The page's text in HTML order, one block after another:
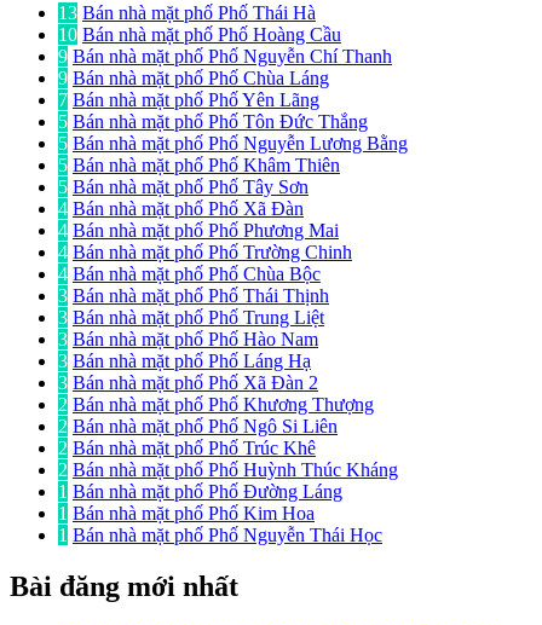
13 Bán nhà mặt phố Phố Thái Hà
10 Bán nhà mặt phố Phố Hoàng Cầu
9 Bán nhà mặt phố Phố Nguyễn Chí Thanh
9 Bán nhà mặt phố Phố Chùa Láng
7 Bán nhà mặt phố Phố Yên Lãng
5 Bán nhà mặt phố Phố Tôn Đức Thắng
5 Bán nhà mặt phố Phố Nguyễn Lương Bằng
5 Bán nhà mặt phố Phố Khâm Thiên
5 Bán nhà mặt phố Phố Tây Sơn
4 Bán nhà mặt phố Phố Xã Đàn
4 Bán nhà mặt phố Phố Phương Mai
4 Bán nhà mặt phố Phố Trường Chinh
4 Bán nhà mặt phố Phố Chùa Bộc
3 Bán nhà mặt phố Phố Thái Thịnh
3 Bán nhà mặt phố Phố Trung Liệt
3 Bán nhà mặt phố Phố Hào Nam
3 Bán nhà mặt phố Phố Láng Hạ
3 Bán nhà mặt phố Phố Xã Đàn 2
2 Bán nhà mặt phố Phố Khương Thượng
2 Bán nhà mặt phố Phố Ngô Si Liên
2 Bán nhà mặt phố Phố Trúc Khê
2 Bán nhà mặt phố Phố Huỳnh Thúc Kháng
1 Bán nhà mặt phố Phố Đường Láng
1 Bán nhà mặt phố Phố Kim Hoa
1 Bán nhà mặt phố Phố Nguyễn Thái Học
Bài đăng mới nhất